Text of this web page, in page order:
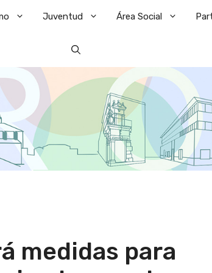
Juventud Área Social
medidas para